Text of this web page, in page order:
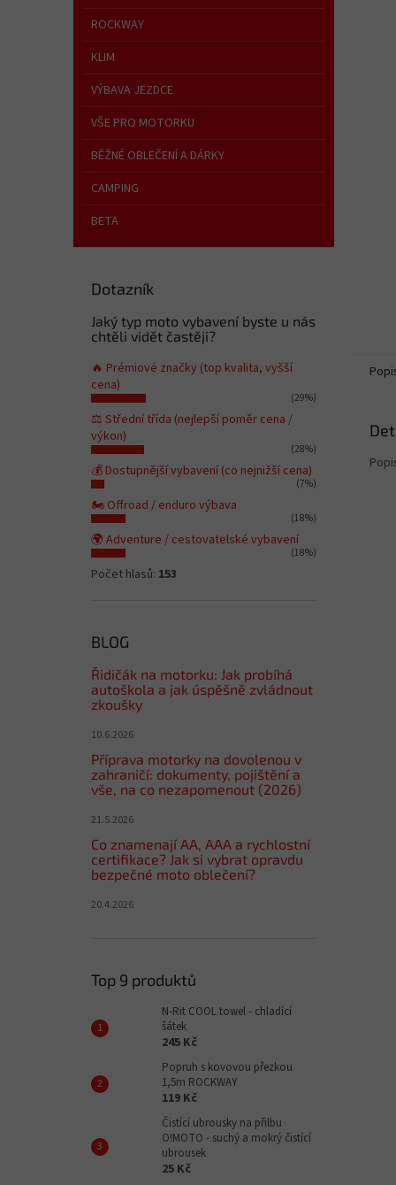
ROCKWAY
KLIM
VÝBAVA JEZDCE
VŠE PRO MOTORKU
BĚŽNÉ OBLEČENÍ A DÁRKY
CAMPING
BETA
Dotazník
Jaký typ moto vybavení byste u nás
chtěli vidět častěji?
🔥 Prémiové značky (top kvalita, vyšší
cena)
(29%)
⚖️ Střední třída (nejlepší poměr cena /
výkon)
(28%)
💰 Dostupnější vybavení (co nejnižší cena)
(7%)
🏍️ Offroad / enduro výbava
(18%)
🌍 Adventure / cestovatelské vybavení
(18%)
Počet hlasů: 153
BLOG
Řidičák na motorku: Jak probíhá
autoškola a jak úspěšně zvládnout
zkoušky
10.6.2026
Příprava motorky na dovolenou v
zahraničí: dokumenty, pojištění a
vše, na co nezapomenout (2026)
21.5.2026
Co znamenají AA, AAA a rychlostní
certifikace? Jak si vybrat opravdu
bezpečné moto oblečení?
20.4.2026
Top 9 produktů
N-Rit COOL towel - chladící
šátek
245 Kč
Popruh s kovovou přezkou
1,5m ROCKWAY
119 Kč
Čistící ubrousky na přilbu
O!MOTO - suchý a mokrý čistící
ubrousek
25 Kč